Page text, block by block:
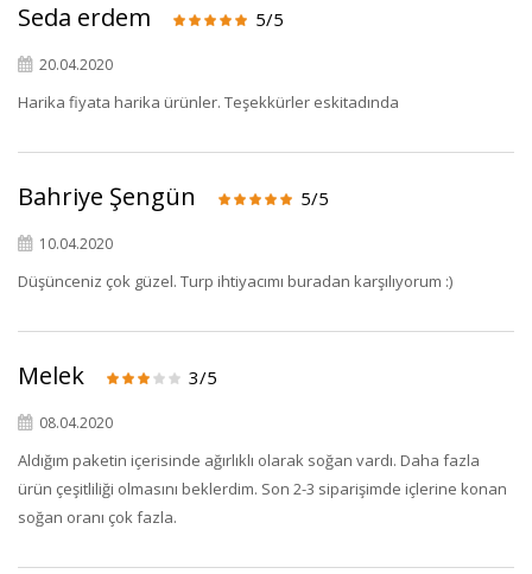
Seda erdem 5/5
20.04.2020
Harika fiyata harika ürünler. Teşekkürler eskitadında
Bahriye Şengün 5/5
10.04.2020
Düşünceniz çok güzel. Turp ihtiyacımı buradan karşılıyorum :)
Melek 3/5
08.04.2020
Aldığım paketin içerisinde ağırlıklı olarak soğan vardı. Daha fazla
ürün çeşitliliği olmasını beklerdim. Son 2-3 siparişimde içlerine konan
soğan oranı çok fazla.